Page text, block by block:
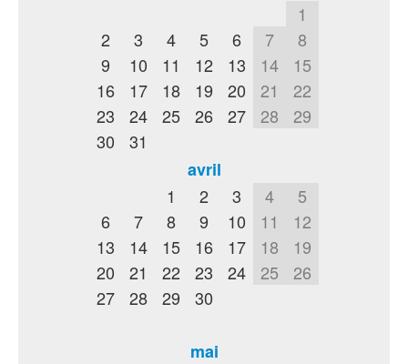
1
2
3 4 5 6 7
8
9
10 11 12 13 14
15
16
17 18 19 20 21
22
23
24 25 26 27 28
29
30
31
avril
1
2 3 4
5
6
7 8 9 10 11
12
13
14 15 16 17 18
19
20
21 22 23 24 25
26
27
28 29 30
mai